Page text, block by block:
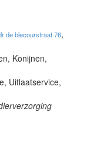
de blecourstraat 76,
Konijnen,
Uitlaatservice,